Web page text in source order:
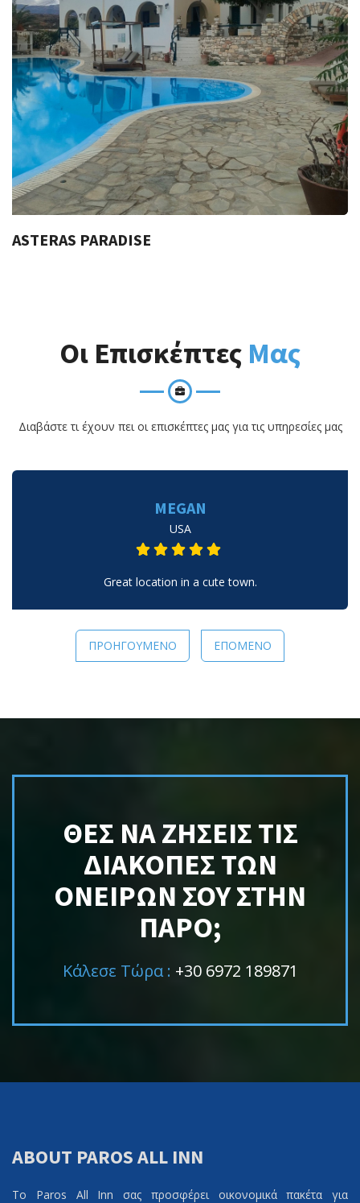
ASTERAS PARADISE
Οι Επισκέπτες Μας
Διαβάστε τι έχουν πει οι επισκέπτες μας για τις υπηρεσίες μας
MEGAN
USA
Great location in a cute town.
ΠΡΟΗΓΟΎΜΕΝΟ ΕΠΌΜΕΝΟ
ΘΕΣ ΝΑ ΖΉΣΕΙΣ ΤΙΣ
ΔΙΑΚΟΠΈΣ ΤΩΝ
ΟΝΕΊΡΩΝ ΣΟΥ ΣΤΗΝ
ΠΆΡΟ;
Κάλεσε Τώρα : +30 6972 189871
ABOUT PAROS ALL INN
Το Paros All Inn σας προσφέρει οικονομικά πακέτα για